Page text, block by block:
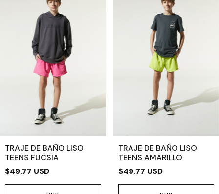
TRAJE DE BAÑO LISO
TEENS FUCSIA
$49.77 USD
TRAJE DE BAÑO LISO
TEENS AMARILLO
$49.77 USD